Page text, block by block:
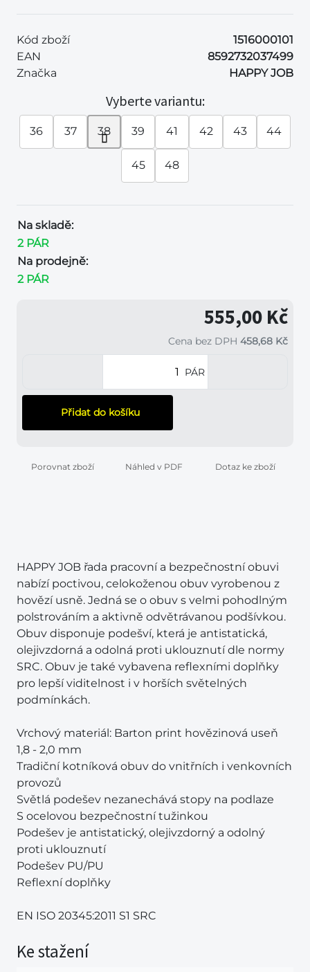
Kód zboží
1516000101
EAN
8592732037499
Značka
HAPPY JOB
Vyberte variantu:
36 37 38 39 41 42 43 44
45 48
Na skladě:
2 PÁR
Na prodejně:
2 PÁR
555,00 Kč
Cena bez DPH 458,68 Kč
PÁR
Přidat do košíku
Porovnat zboží Náhled v PDF Dotaz ke zboží
HAPPY JOB řada pracovní a bezpečnostní obuvi
nabízí poctivou, celokoženou obuv vyrobenou z
hovězí usně. Jedná se o obuv s velmi pohodlným
polstrováním a aktivně odvětrávanou podšívkou.
Obuv disponuje podešví, která je antistatická,
olejivzdorná a odolná proti uklouznutí dle normy
SRC. Obuv je také vybavena reflexními doplňky
pro lepší viditelnost i v horších světelných
podmínkách.
Vrchový materiál: Barton print hovězinová useň
1,8 - 2,0 mm
Tradiční kotníková obuv do vnitřních i venkovních
provozů
Světlá podešev nezanechává stopy na podlaze
S ocelovou bezpečnostní tužinkou
Podešev je antistatický, olejivzdorný a odolný
proti uklouznutí
Podešev PU/PU
Reflexní doplňky
EN ISO 20345:2011 S1 SRC
Ke stažení